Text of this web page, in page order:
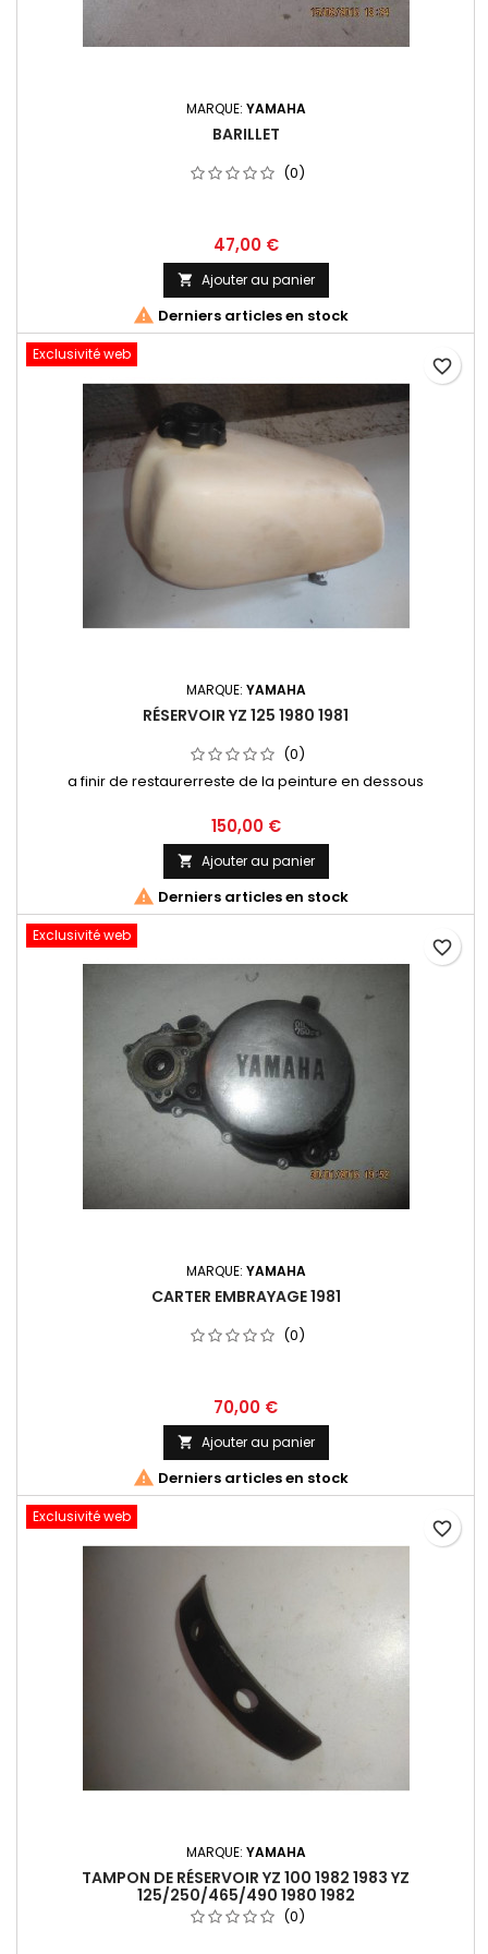
MARQUE: YAMAHA
BARILLET
(0)
47,00 €
 Ajouter au panier
 Derniers articles en stock
Exclusivité web
MARQUE: YAMAHA
RÉSERVOIR YZ 125 1980 1981
(0)
a finir de restaurerreste de la peinture en dessous
150,00 €
 Ajouter au panier
 Derniers articles en stock
favorite_border
Exclusivité web
MARQUE: YAMAHA
CARTER EMBRAYAGE 1981
(0)
70,00 €
 Ajouter au panier
 Derniers articles en stock
favorite_border
Exclusivité web
MARQUE: YAMAHA
TAMPON DE RÉSERVOIR YZ 100 1982 1983 YZ
125/250/465/490 1980 1982
(0)
favorite_border